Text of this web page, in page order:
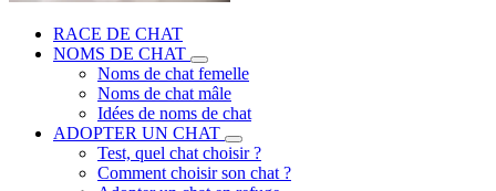
RACE DE CHAT
NOMS DE CHAT
Noms de chat femelle
Noms de chat mâle
Idées de noms de chat
ADOPTER UN CHAT
Test, quel chat choisir ?
Comment choisir son chat ?